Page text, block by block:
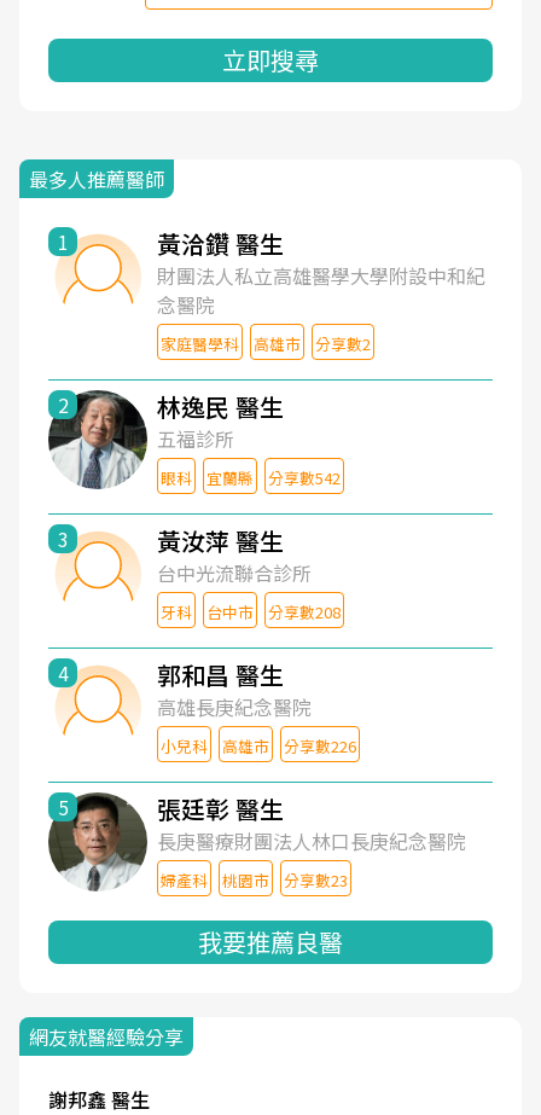
立即搜尋
最多人推薦醫師
1 黃洽鑽 醫生
財團法人私立高雄醫學大學附設中和紀
念醫院
家庭醫學科 高雄市 分享數2
2 林逸民 醫生
五福診所
眼科 宜蘭縣 分享數542
3 黃汝萍 醫生
台中光流聯合診所
牙科 台中市 分享數208
4 郭和昌 醫生
高雄長庚紀念醫院
小兒科 高雄市 分享數226
5 張廷彰 醫生
長庚醫療財團法人林口長庚紀念醫院
婦產科 桃園市 分享數23
我要推薦良醫
網友就醫經驗分享
謝邦鑫 醫生